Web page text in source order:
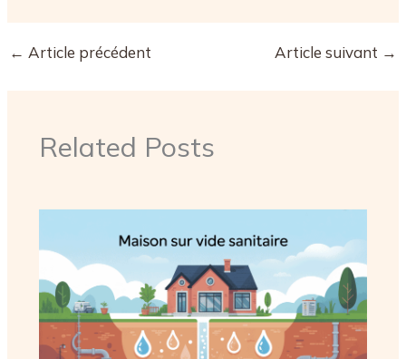
← Article précédent Article suivant →
Related Posts